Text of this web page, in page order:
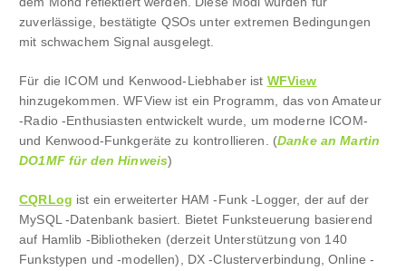
zuverlässige, bestätigte QSOs unter extremen Bedingungen
mit schwachem Signal ausgelegt.
Für die ICOM und Kenwood-Liebhaber ist WFView
hinzugekommen. WFView ist ein Programm, das von Amateur
-Radio -Enthusiasten entwickelt wurde, um moderne ICOM-
und Kenwood-Funkgeräte zu kontrollieren. (Danke an Martin
DO1MF für den Hinweis)
CQRLog ist ein erweiterter HAM -Funk -Logger, der auf der
MySQL -Datenbank basiert. Bietet Funksteuerung basierend
auf Hamlib -Bibliotheken (derzeit Unterstützung von 140
Funkstypen und -modellen), DX -Clusterverbindung, Online -